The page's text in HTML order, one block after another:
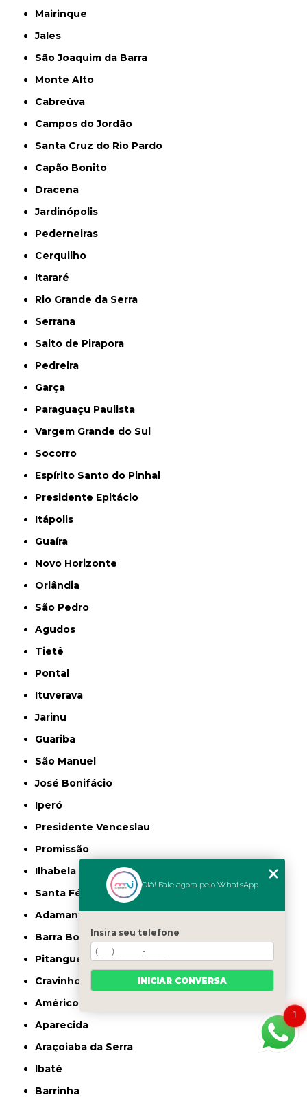
Mairinque
Jales
São Joaquim da Barra
Monte Alto
Cabreúva
Campos do Jordão
Santa Cruz do Rio Pardo
Capão Bonito
Dracena
Jardinópolis
Pederneiras
Cerquilho
Itararé
Rio Grande da Serra
Serrana
Salto de Pirapora
Pedreira
Garça
Paraguaçu Paulista
Vargem Grande do Sul
Socorro
Espírito Santo do Pinhal
Presidente Epitácio
Itápolis
Guaíra
Novo Horizonte
Orlândia
São Pedro
Agudos
Tietê
Pontal
Ituverava
Jarinu
Guariba
São Manuel
José Bonifácio
Iperó
Presidente Venceslau
Promissão
Ilhabela
Santa Fé do Sul
Adamantina
Barra Bonita
Pitangueiras
Cravinhos
Américo Brasiliense
Aparecida
Araçoiaba da Serra
Ibaté
Barrinha
1
Olá! Fale agora pelo WhatsApp
Insira seu telefone
INICIAR CONVERSA